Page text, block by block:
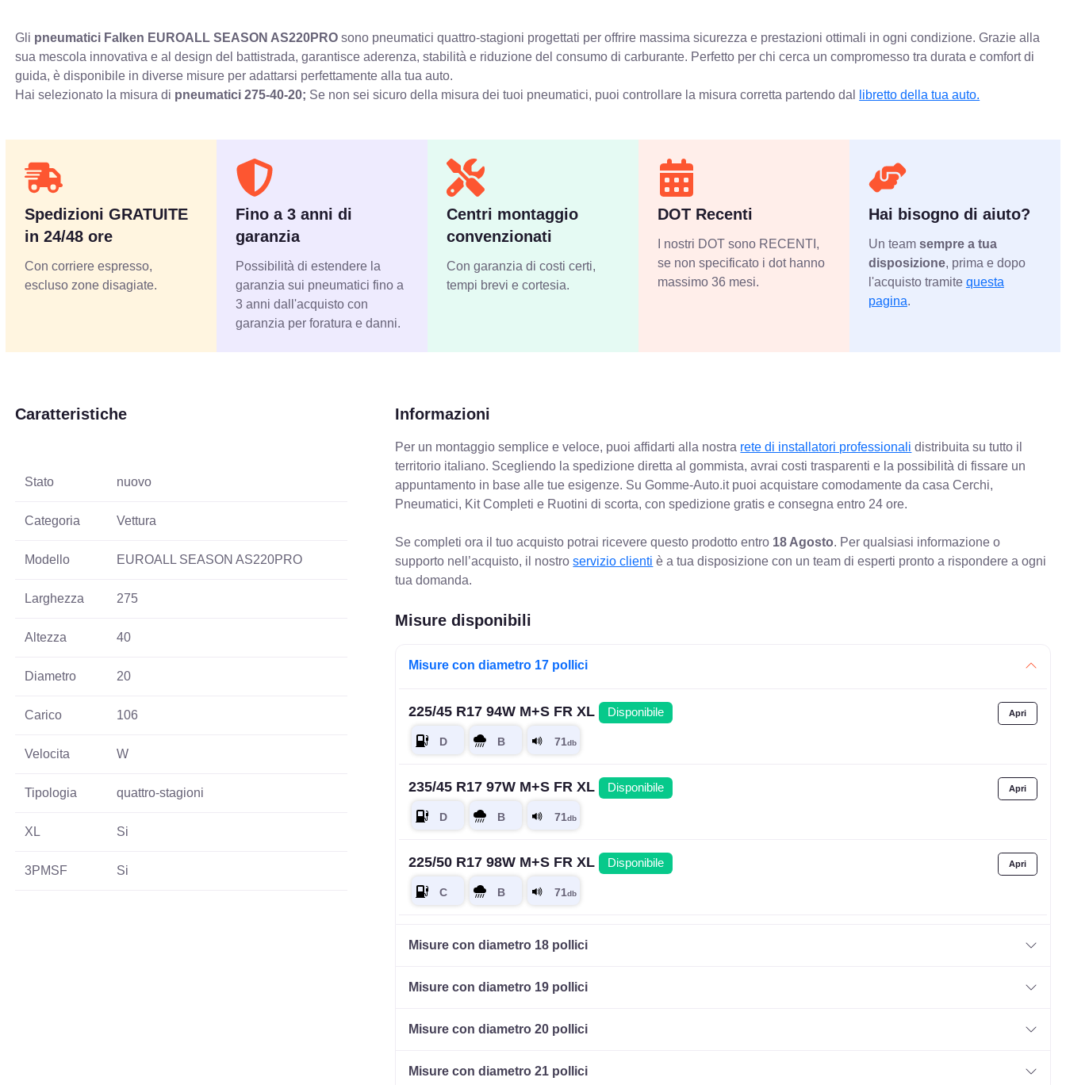
Gli pneumatici Falken EUROALL SEASON AS220PRO sono pneumatici quattro-stagioni progettati per offrire massima sicurezza e prestazioni ottimali in ogni condizione. Grazie alla
sua mescola innovativa e al design del battistrada, garantisce aderenza, stabilità e riduzione del consumo di carburante. Perfetto per chi cerca un compromesso tra durata e comfort di
guida, è disponibile in diverse misure per adattarsi perfettamente alla tua auto.
Hai selezionato la misura di pneumatici275-40-20; Se non sei sicuro della misura dei tuoi pneumatici, puoi controllare la misura corretta partendo dal libretto della tua auto.
Spedizioni GRATUITE
in 24/48 ore
Con corriere espresso,
escluso zone disagiate.
Fino a 3 anni di
garanzia
Possibilità di estendere la
garanzia sui pneumatici fino a
3 anni dall'acquisto con
garanzia per foratura e danni.
Centri montaggio
convenzionati
Con garanzia di costi certi,
tempi brevi e cortesia.
DOT Recenti
I nostri DOT sono RECENTI,
se non specificato i dot hanno
massimo 36 mesi.
Hai bisogno di aiuto?
Un team sempre a tua
disposizione, prima e dopo
l'acquisto tramite questa
pagina.
Caratteristiche
Stato nuovo
Categoria Vettura
Modello EUROALL SEASON AS220PRO
Larghezza 275
Altezza 40
Diametro 20
Carico 106
Velocita W
Tipologia quattro-stagioni
XL Si
3PMSF Si
Informazioni
Per un montaggio semplice e veloce, puoi affidarti alla nostra rete di installatori professionali distribuita su tutto il
territorio italiano. Scegliendo la spedizione diretta al gommista, avrai costi trasparenti e la possibilità di fissare un
appuntamento in base alle tue esigenze. Su Gomme-Auto.it puoi acquistare comodamente da casa Cerchi,
Pneumatici, Kit Completi e Ruotini di scorta, con spedizione gratis e consegna entro 24 ore.
Se completi ora il tuo acquisto potrai ricevere questo prodotto entro 18 Agosto. Per qualsiasi informazione o
supporto nell’acquisto, il nostroservizio clienti è a tua disposizione con un team di esperti pronto a rispondere a ogni
tua domanda.
Misure disponibili
Misure con diametro 17 pollici
225/45 R17 94W M+S FR XL Disponibile
235/45 R17 97W M+S FR XL Disponibile
225/50 R17 98W M+S FR XL Disponibile
235/65 R17 108V M+S XL
Misure con diametro 18 pollici
Misure con diametro 19 pollici
Misure con diametro 20 pollici
Misure con diametro 21 pollici